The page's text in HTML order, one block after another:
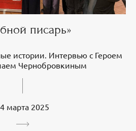
писарь»
истории. Интервью с Героем
Чернобровкиным
марта 2025